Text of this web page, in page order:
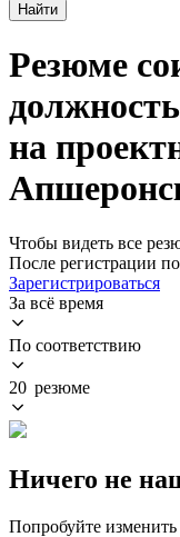
Найти
Резюме
на
Чтобы видеть все
После регистрации
Зарегистрироваться
За всё время
По соответствию
20 резюме
Ничего не
Попробуйте